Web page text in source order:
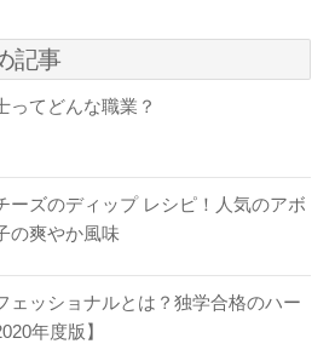
記事
ってどんな職業？
ーズのディップ レシピ！人気のアボ
の爽やか風味
ェッショナルとは？独学合格のハー
年度版】